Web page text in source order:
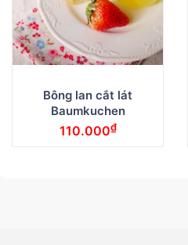
Bông lan cắt lát
Baumkuchen
110.000₫